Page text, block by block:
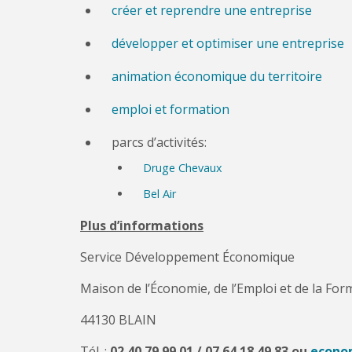
créer et reprendre une entreprise
développer et optimiser une entreprise
animation économique du territoire
emploi et formation
parcs d’activités:
Druge Chevaux
Bel Air
Plus d’informations
Service Développement Économique
Maison de l’Économie, de l’Emploi et de la
44130 BLAIN